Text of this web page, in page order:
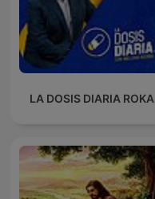
LA DOSIS DIARIA ROKA